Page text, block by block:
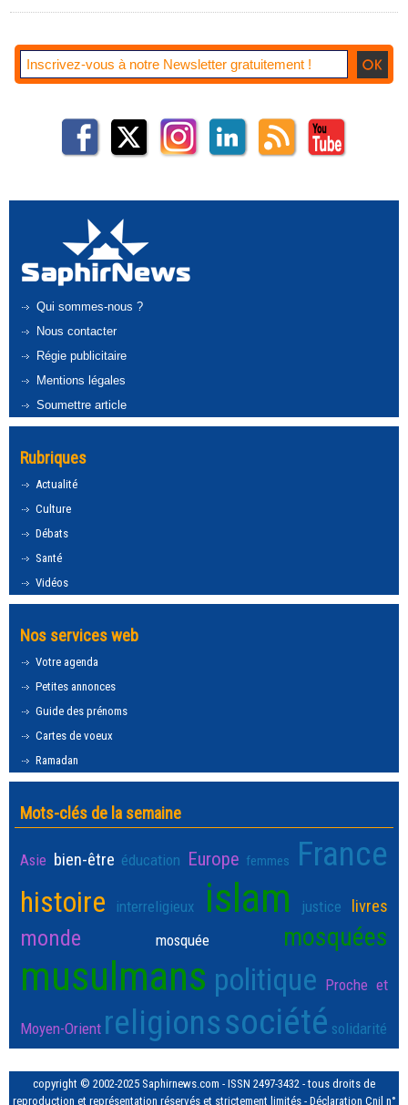
Qui sommes-nous ?
Nous contacter
Régie publicitaire
Mentions légales
Soumettre article
Rubriques
Actualité
Culture
Débats
Santé
Vidéos
Nos services web
Votre agenda
Petites annonces
Guide des prénoms
Cartes de voeux
Ramadan
Mots-clés de la semaine
Asie bien-être éducation Europe femmes France
histoire interreligieux islam justice livres
monde mosquée mosquées
musulmans politique Proche et
Moyen-Orient religionssociété solidarité
copyright © 2002-2025 Saphirnews.com - ISSN 2497-3432 - tous droits de
reproduction et représentation réservés et strictement limités - Déclaration Cnil n°